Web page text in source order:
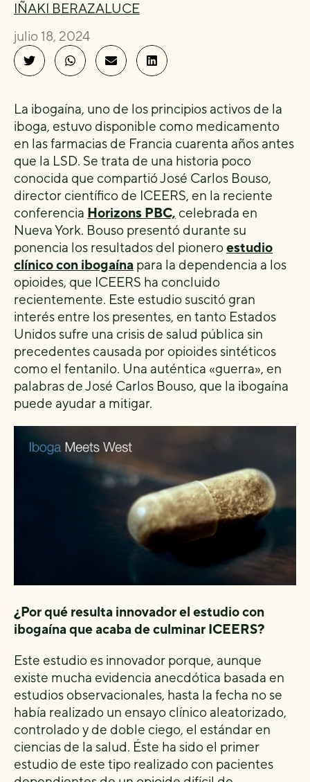
IÑAKI BERAZALUCE
julio 18, 2024
La ibogaína, uno de los principios activos de la
iboga, estuvo disponible como medicamento
en las farmacias de Francia cuarenta años antes
que la LSD. Se trata de una historia poco
conocida que compartió José Carlos Bouso,
director científico de ICEERS, en la reciente
conferencia Horizons PBC, celebrada en
Nueva York. Bouso presentó durante su
ponencia los resultados del pioneroestudio
clínico con ibogaína para la dependencia a los
opioides, que ICEERS ha concluido
recientemente. Este estudio suscitó gran
interés entre los presentes, en tanto Estados
Unidos sufre una crisis de salud pública sin
precedentes causada por opioides sintéticos
como el fentanilo. Una auténtica «guerra», en
palabras de José Carlos Bouso, que la ibogaína
puede ayudar a mitigar.
¿Por qué resulta innovador el estudio con
ibogaína que acaba de culminar ICEERS?
Este estudio es innovador porque, aunque
existe mucha evidencia anecdótica basada en
estudios observacionales, hasta la fecha no se
había realizado un ensayo clínico aleatorizado,
controlado y de doble ciego, el estándar en
ciencias de la salud. Éste ha sido el primer
estudio de este tipo realizado con pacientes